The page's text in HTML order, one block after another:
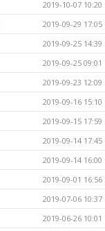
2019-10-07 10:20
2019-09-29 17:05
2019-09-25 14:39
2019-09-25 09:01
2019-09-23 12:09
2019-09-16 15:10
2019-09-15 17:59
2019-09-14 17:45
2019-09-14 16:00
2019-09-01 16:56
2019-07-06 10:37
2019-06-26 10:01